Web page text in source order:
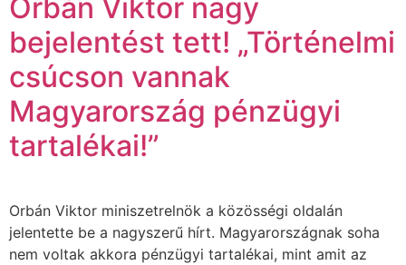
Orbán Viktor nagy
bejelentést tett! „Történelmi
csúcson vannak
Magyarország pénzügyi
tartalékai!”
Orbán Viktor miniszetrelnök a közösségi oldalán
jelentette be a nagyszerű hírt. Magyarországnak soha
nem voltak akkora pénzügyi tartalékai, mint amit az